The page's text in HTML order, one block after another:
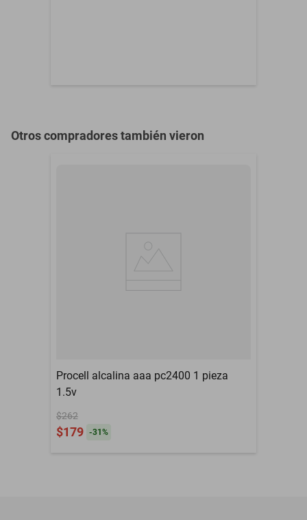
Otros compradores también vieron
Procell alcalina aaa pc2400 1 pieza
1.5v
$262
$179 -31 %